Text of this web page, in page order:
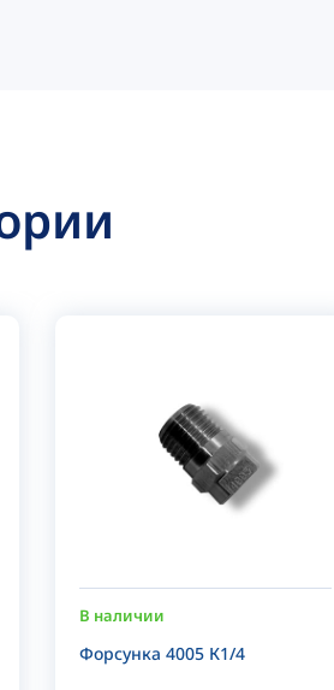
В наличии
Форсунка 4005 К1/4